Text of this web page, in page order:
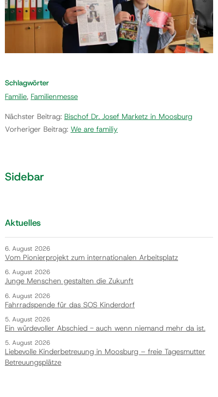
Schlagwörter
Familie, Familienmesse
Nächster Beitrag: Bischof Dr. Josef Marketz in Moosburg
Vorheriger Beitrag: We are familiy
Sidebar
Aktuelles
6. August 2026
Vom Pionierprojekt zum internationalen Arbeitsplatz
6. August 2026
Junge Menschen gestalten die Zukunft
6. August 2026
Fahrradspende für das SOS Kinderdorf
5. August 2026
Ein würdevoller Abschied - auch wenn niemand mehr da ist.
5. August 2026
Liebevolle Kinderbetreuung in Moosburg – freie Tagesmutter
Betreuungsplätze